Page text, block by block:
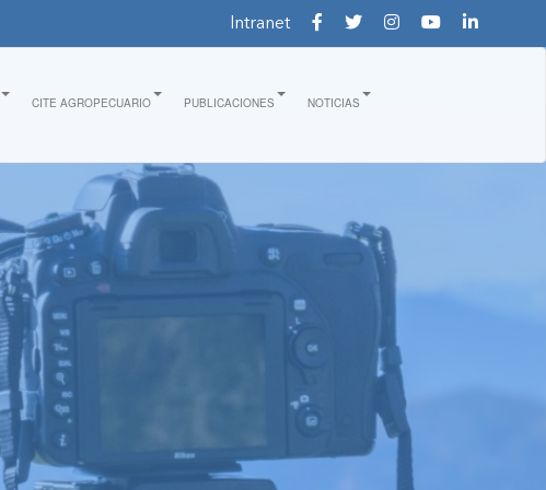
Intranet
CITE AGROPECUARIO PUBLICACIONES NOTICIAS